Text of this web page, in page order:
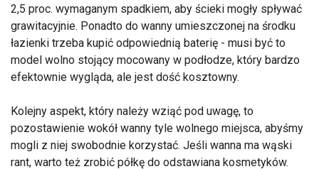
2,5 proc. wymaganym spadkiem, aby ścieki mogły spływać
grawitacyjnie. Ponadto do wanny umieszczonej na środku
łazienki trzeba kupić odpowiednią baterię - musi być to
model wolno stojący mocowany w podłodze, który bardzo
efektownie wygląda, ale jest dość kosztowny.
Kolejny aspekt, który należy wziąć pod uwagę, to
pozostawienie wokół wanny tyle wolnego miejsca, abyśmy
mogli z niej swobodnie korzystać. Jeśli wanna ma wąski
rant, warto też zrobić półkę do odstawiana kosmetyków.